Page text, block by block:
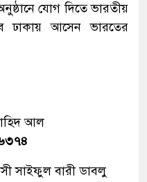
যোগ দিতে ভারতীয়
ঢাকায় আসেন ভারতের
আল
সাইফুল বারী ডাবলু